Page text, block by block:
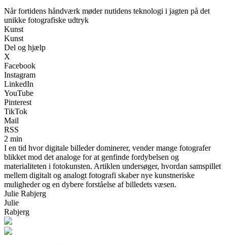
Når fortidens håndværk møder nutidens teknologi i jagten på det
unikke fotografiske udtryk
Kunst
Kunst
Del og hjælp
X
Facebook
Instagram
LinkedIn
YouTube
Pinterest
TikTok
Mail
RSS
2 min
I en tid hvor digitale billeder dominerer, vender mange fotografer
blikket mod det analoge for at genfinde fordybelsen og
materialiteten i fotokunsten. Artiklen undersøger, hvordan samspillet
mellem digitalt og analogt fotografi skaber nye kunstneriske
muligheder og en dybere forståelse af billedets væsen.
Julie Rabjerg
Julie
Rabjerg